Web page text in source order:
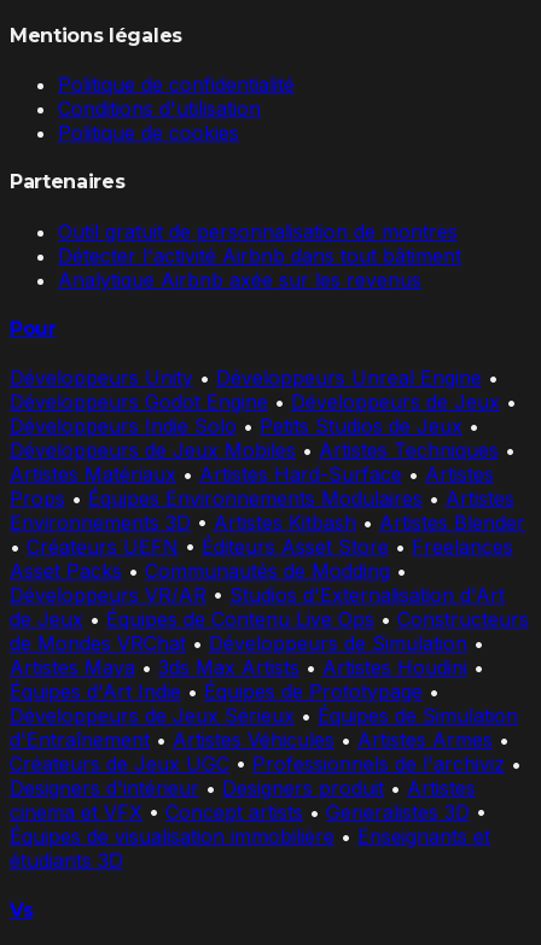
Mentions légales
Politique de confidentialité
Conditions d'utilisation
Politique de cookies
Partenaires
Outil gratuit de personnalisation de montres
Détecter l'activité Airbnb dans tout bâtiment
Analytique Airbnb axée sur les revenus
Pour
Développeurs Unity • Développeurs Unreal Engine •
Développeurs Godot Engine • Développeurs de Jeux •
Développeurs Indie Solo • Petits Studios de Jeux •
Développeurs de Jeux Mobiles • Artistes Techniques •
Artistes Matériaux • Artistes Hard-Surface • Artistes
Props • Équipes Environnements Modulaires • Artistes
Environnements 3D • Artistes Kitbash • Artistes Blender
• Créateurs UEFN • Éditeurs Asset Store • Freelances
Asset Packs • Communautés de Modding •
Développeurs VR/AR • Studios d'Externalisation d'Art
de Jeux • Équipes de Contenu Live Ops • Constructeurs
de Mondes VRChat • Développeurs de Simulation •
Artistes Maya • 3ds Max Artists • Artistes Houdini •
Équipes d'Art Indie • Équipes de Prototypage •
Développeurs de Jeux Sérieux • Équipes de Simulation
d'Entraînement • Artistes Véhicules • Artistes Armes •
Créateurs de Jeux UGC • Professionnels de l'archiviz •
Designers d'intérieur • Designers produit • Artistes
cinema et VFX • Concept artists • Generalistes 3D •
Équipes de visualisation immobilière • Enseignants et
étudiants 3D
Vs